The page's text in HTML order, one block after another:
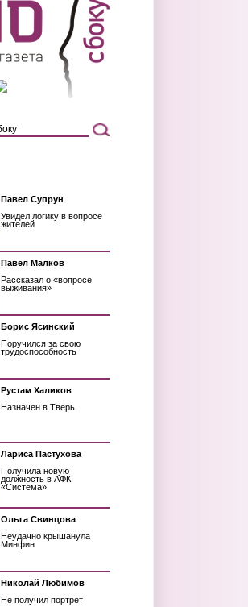
Павел Супрун
Увидел логику в вопросе
жителей
Павел Малков
Рассказал о «вопросе
выживания»
Борис Ясинский
Поручился за свою
трудоспособность
Рустам Халиков
Назначен в Тверь
Лариса Пастухова
Получила новую
должность в АФК
«Система»
Ольга Свинцова
Неудачно крышанула
Минфин
Николай Любимов
Не получил портрет